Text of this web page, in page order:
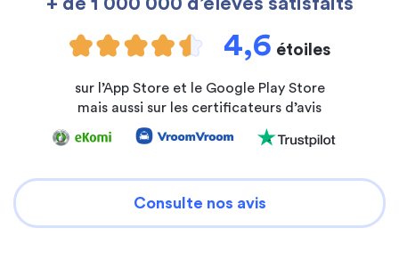
4,6 étoiles
sur l’App Store et le Google Play Store
mais aussi sur les certificateurs d’avis
Consulte nos avis